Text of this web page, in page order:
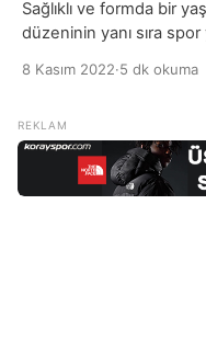
Sağlıklı ve formda bir
düzeninin yanı sıra spor
yapmasanız bile günlük
Vücutta bulunan fazla
formunuzu korumak ve
yerinde olmasının
antrenmanları […]
8 Kasım 2022·5 dk okuma